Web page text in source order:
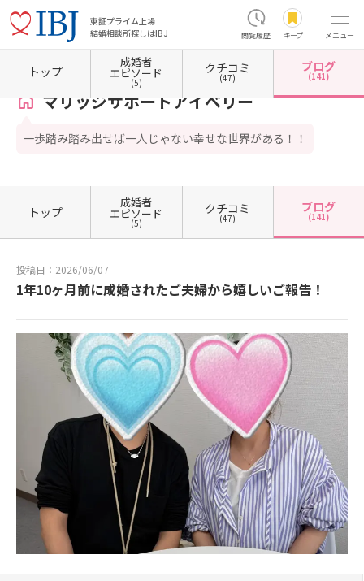
東証プライム上場
結婚相談所探しはIBJ
閲覧履歴 キープ メニュー
ホーム 福岡県の結婚相談所 福岡県北九州市 福岡県北九州市小倉北区 マリッジサポ
マリッジサポートアイベリー
一歩踏み踏み出せば一人じゃない幸せな世界がある！！
トップ
成婚者
エピソード
(5)
クチコミ
(47)
ブログ
(141)
トップ
成婚者
エピソード
(5)
クチコミ
(47)
ブログ
(141)
投稿日：2026/06/07
1年10ヶ月前に成婚されたご夫婦から嬉しいご報告！